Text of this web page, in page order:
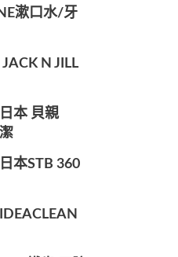
漱口水/牙
N JILL
本 貝親
本STB 360